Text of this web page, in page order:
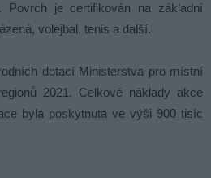
Povrch je certifikován na základní
volejbal, tenis a další.
dotací Ministerstva pro místní
2021. Celkové náklady akce
byla poskytnuta ve výši 900 tisíc